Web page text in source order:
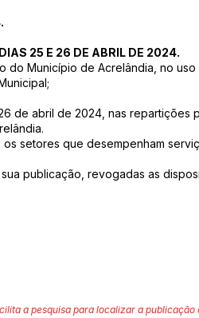
25 E 26 DE ABRIL DE 2024.
do Município de Acrelândia, no
de abril de 2024, nas repartições
os setores que desempenham
publicação, revogadas as
a pesquisa para localizar a publicação